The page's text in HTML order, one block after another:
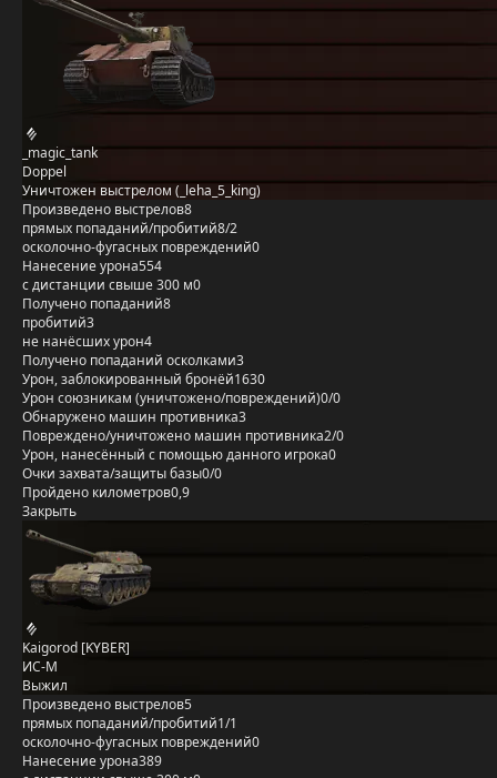
_magic_tank
Doppel
Уничтожен выстрелом (_leha_5_king)
Произведено выстрелов8
прямых попаданий/пробитий8/2
осколочно-фугасных повреждений0
Нанесение урона554
с дистанции свыше 300 м0
Получено попаданий8
пробитий3
не нанёсших урон4
Получено попаданий осколками3
Урон, заблокированный бронёй1630
Урон союзникам (уничтожено/повреждений)0/0
Обнаружено машин противника3
Повреждено/уничтожено машин противника2/0
Урон, нанесённый с помощью данного игрока0
Очки захвата/защиты базы0/0
Пройдено километров0,9
Закрыть
Kaigorod [KYBER]
ИС-М
Выжил
Произведено выстрелов5
прямых попаданий/пробитий1/1
осколочно-фугасных повреждений0
Нанесение урона389